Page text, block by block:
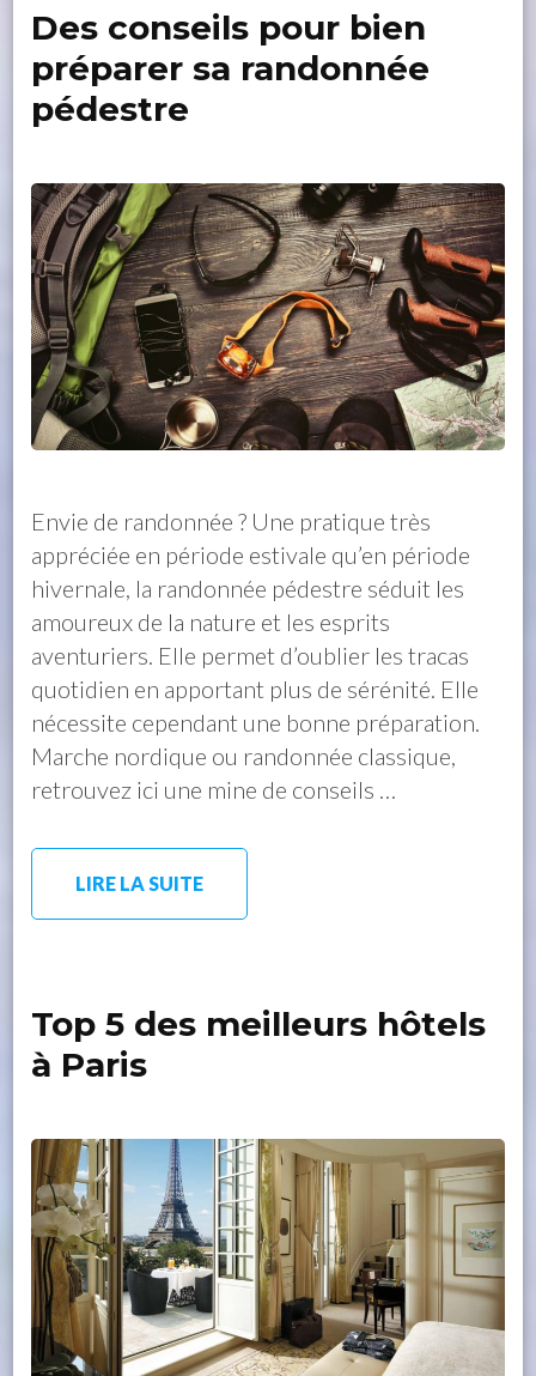
Des conseils pour bien
préparer sa randonnée
pédestre
Envie de randonnée ? Une pratique très
appréciée en période estivale qu’en période
hivernale, la randonnée pédestre séduit les
amoureux de la nature et les esprits
aventuriers. Elle permet d’oublier les tracas
quotidien en apportant plus de sérénité. Elle
nécessite cependant une bonne préparation.
Marche nordique ou randonnée classique,
retrouvez ici une mine de conseils …
LIRE LA SUITE
Top 5 des meilleurs hôtels
à Paris